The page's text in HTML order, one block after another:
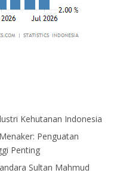
Kehutanan Indonesia
Penguatan
Penting
Sultan Mahmud